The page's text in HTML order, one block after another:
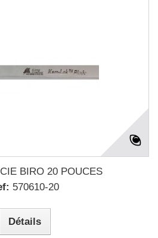
BIRO 20 POUCES
570610-20
Détails